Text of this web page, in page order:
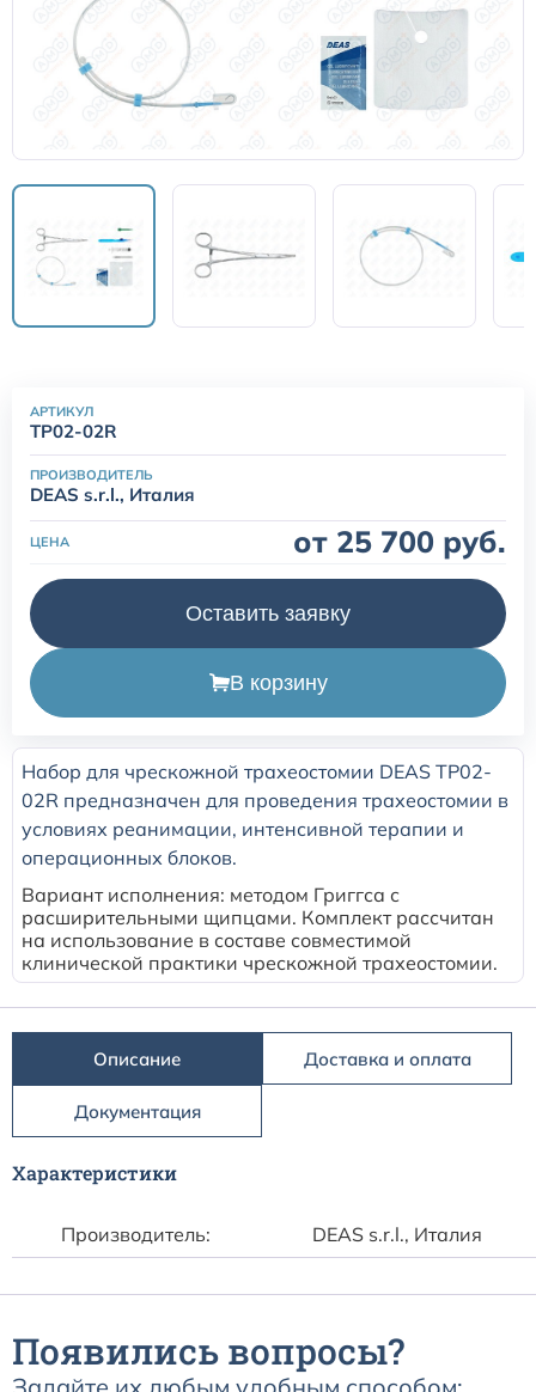
АРТИКУЛ
TP02-02R
ПРОИЗВОДИТЕЛЬ
DEAS s.r.l., Италия
ЦЕНА от 25 700 руб.
Оставить заявку
В корзину
Набор для чрескожной трахеостомии DEAS TP02-
02R предназначен для проведения трахеостомии в
условиях реанимации, интенсивной терапии и
операционных блоков.
Вариант исполнения: методом Григгса с
расширительными щипцами. Комплект рассчитан
на использование в составе совместимой
клинической практики чрескожной трахеостомии.
Описание Доставка и оплата
Документация
Характеристики
Производитель: DEAS s.r.l., Италия
Появились вопросы?
Кислородные маски
Камеры увлажнителя
Центральный венозный катетер
Аксессуары к аппаратам ИВЛ и НДА
Мешок АМБУ
Маски анестезиологические многоразовые и
одноразовые (наркозные)
Маски для неинвазивной вентиляции легких
Переходники и коннекторы угловые для ИВЛ
Аксессуары и принадлежности для трахеостомии
Аспирационные катетеры